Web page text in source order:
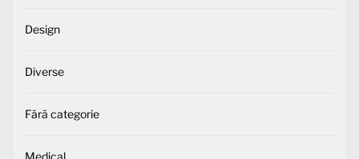
Design
Diverse
Fără categorie
Medical